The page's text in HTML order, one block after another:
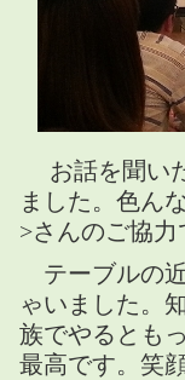
お話を聞い
ました。色ん
>さんのご協
テーブルの
ゃいました。
族でやるとも
最高です。笑